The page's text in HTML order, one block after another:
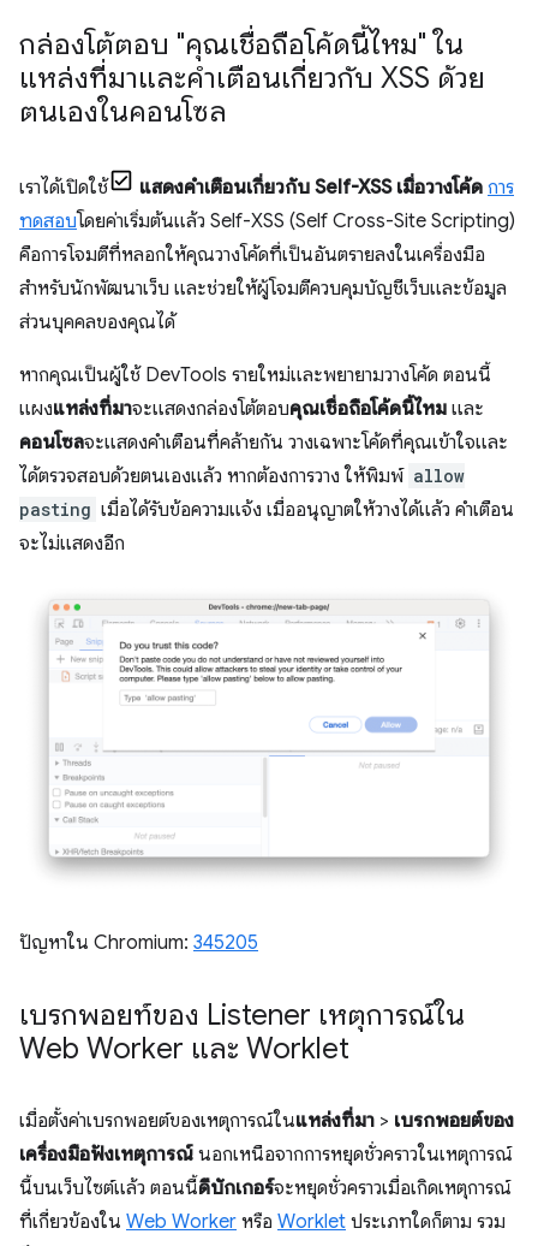
กล่องโต้ตอบ "คุณเชื่อถือโค้ดนี้ไหม" ใน
แหล่งที่มาและคำเตือนเกี่ยวกับ XSS ด้วย
ตนเองในคอนโซล
เราได้เปิดใช้ แสดงคำเตือนเกี่ยวกับ Self-XSS เมื่อวางโค้ด การ
ทดสอบโดยค่าเริ่มต้นแล้ว Self-XSS (Self Cross-Site Scripting)
คือการโจมตีที่หลอกให้คุณวางโค้ดที่เป็นอันตรายลงในเครื่องมือ
สำหรับนักพัฒนาเว็บ และช่วยให้ผู้โจมตีควบคุมบัญชีเว็บและข้อมูล
ส่วนบุคคลของคุณได้
หากคุณเป็นผู้ใช้ DevTools รายใหม่และพยายามวางโค้ด ตอนนี้
แผงแหล่งที่มาจะแสดงกล่องโต้ตอบคุณเชื่อถือโค้ดนี้ไหม และ
คอนโซลจะแสดงคำเตือนที่คล้ายกัน วางเฉพาะโค้ดที่คุณเข้าใจและ
ได้ตรวจสอบด้วยตนเองแล้ว หากต้องการวาง ให้พิมพ์ allow
pasting เมื่อได้รับข้อความแจ้ง เมื่ออนุญาตให้วางได้แล้ว คำเตือน
จะไม่แสดงอีก
ปัญหาใน Chromium: 345205
เบรกพอยท์ของ Listener เหตุการณ์ใน
Web Worker และ Worklet
เมื่อตั้งค่าเบรกพอยต์ของเหตุการณ์ในแหล่งที่มา > เบรกพอยต์ของ
เครื่องมือฟังเหตุการณ์ นอกเหนือจากการหยุดชั่วคราวในเหตุการณ์
นี้บนเว็บไซต์แล้ว ตอนนี้ดีบักเกอร์จะหยุดชั่วคราวเมื่อเกิดเหตุการณ์
ที่เกี่ยวข้องใน Web Worker หรือ Worklet ประเภทใดก็ตาม รวม